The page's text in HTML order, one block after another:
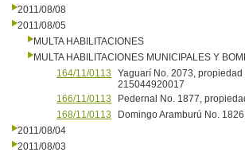
2011/08/08
2011/08/05
MULTA HABILITACIONES
MULTA HABILITACIONES MUNICIPALES Y
164/11/0113
Yaguarí No. 2073,
215044920017
166/11/0113
Pedernal No. 1877,
168/11/0113
Domingo Aramburú No.
2011/08/04
2011/08/03